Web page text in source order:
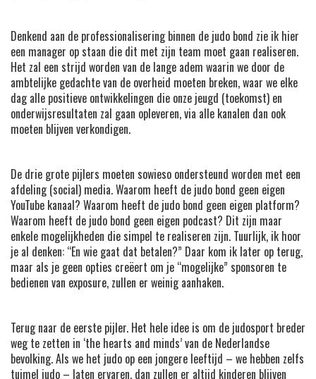
Denkend aan de professionalisering binnen de judo bond zie ik hier
een manager op staan die dit met zijn team moet gaan realiseren.
Het zal een strijd worden van de lange adem waarin we door de
ambtelijke gedachte van de overheid moeten breken, waar we elke
dag alle positieve ontwikkelingen die onze jeugd (toekomst) en
onderwijsresultaten zal gaan opleveren, via alle kanalen dan ook
moeten blijven verkondigen.
De drie grote pijlers moeten sowieso ondersteund worden met een
afdeling (social) media. Waarom heeft de judo bond geen eigen
YouTube kanaal? Waarom heeft de judo bond geen eigen platform?
Waarom heeft de judo bond geen eigen podcast? Dit zijn maar
enkele mogelijkheden die simpel te realiseren zijn. Tuurlijk, ik hoor
je al denken: “En wie gaat dat betalen?” Daar kom ik later op terug,
maar als je geen opties creëert om je “mogelijke” sponsoren te
bedienen van exposure, zullen er weinig aanhaken.
Terug naar de eerste pijler. Het hele idee is om de judosport breder
weg te zetten in ‘the hearts and minds’ van de Nederlandse
bevolking. Als we het judo op een jongere leeftijd – we hebben zelfs
tuimel judo – laten ervaren, dan zullen er altijd kinderen blijven